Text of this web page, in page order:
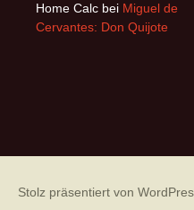
Home Calc bei Miguel de
Cervantes: Don Quijote
Stolz präsentiert von